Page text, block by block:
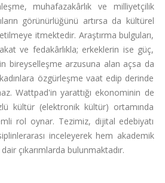
muhafazakârlık ve milliyetçilik
görünürlüğünü artırsa da kültürel
itmektedir. Araştırma bulguları,
ve fedakârlıkla; erkeklerin ise güç,
bireyselleşme arzusuna alan açsa da
özgürleşme vaat edip derinde
Wattpad'in yarattığı ekonominin de
kültür (elektronik kültür) ortamında
rol oynar. Tezimiz, dijital edebiyatı
inceleyerek hem akademik
çıkarımlarda bulunmaktadır.